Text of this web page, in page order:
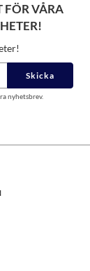
FÖR VÅRA
Skicka
nyhetsbrev.